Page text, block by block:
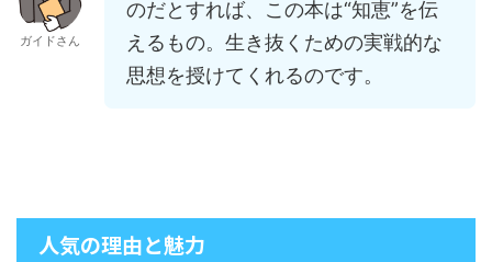
ガイドさん
のだとすれば、この本は“知恵”を伝
えるもの。生き抜くための実戦的な
思想を授けてくれるのです。
人気の理由と魅力